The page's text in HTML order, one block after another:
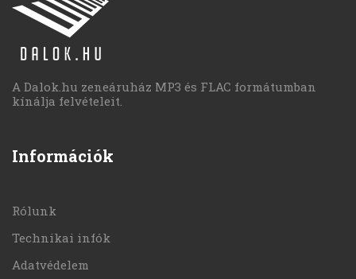
A Dalok.hu zeneáruház MP3 és FLAC formátumban
kínálja felvételeit.
Információk
Rólunk
Technikai infók
Adatvédelem